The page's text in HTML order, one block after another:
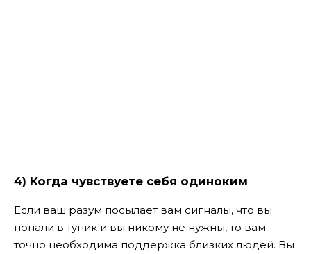
4) Когда чувствуете себя одиноким
Если ваш разум посылает вам сигналы, что вы
попали в тупик и вы никому не нужны, то вам
точно необходима поддержка близких людей. Вы